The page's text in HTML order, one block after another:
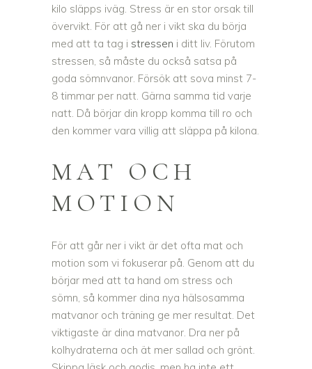
kilo släpps iväg. Stress är en stor orsak till
övervikt. För att gå ner i vikt ska du börja
med att ta tag i stressen i ditt liv. Förutom
stressen, så måste du också satsa på
goda sömnvanor. Försök att sova minst 7-
8 timmar per natt. Gärna samma tid varje
natt. Då börjar din kropp komma till ro och
den kommer vara villig att släppa på kilona.
MAT OCH
MOTION
För att går ner i vikt är det ofta mat och
motion som vi fokuserar på. Genom att du
börjar med att ta hand om stress och
sömn, så kommer dina nya hälsosamma
matvanor och träning ge mer resultat. Det
viktigaste är dina matvanor. Dra ner på
kolhydraterna och ät mer sallad och grönt.